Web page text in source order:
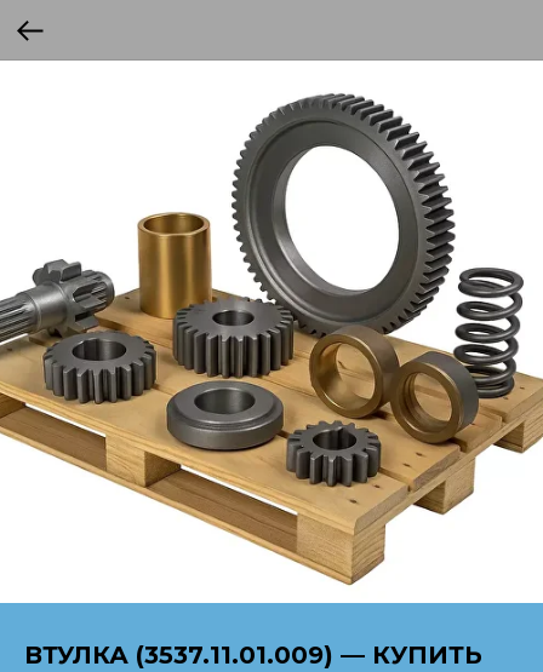
ВТУЛКА (3537.11.01.009) — КУПИТЬ